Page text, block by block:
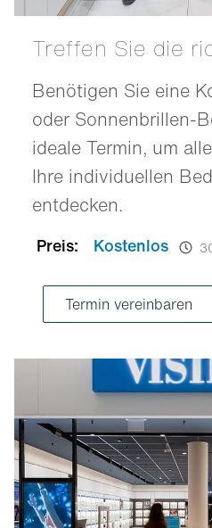
Treffen Sie die
Benötigen Sie eine
oder Sonnenbrillen-
ideale Termin, um
Ihre individuellen
entdecken.
Preis: Kostenlos
Termin vereinbaren